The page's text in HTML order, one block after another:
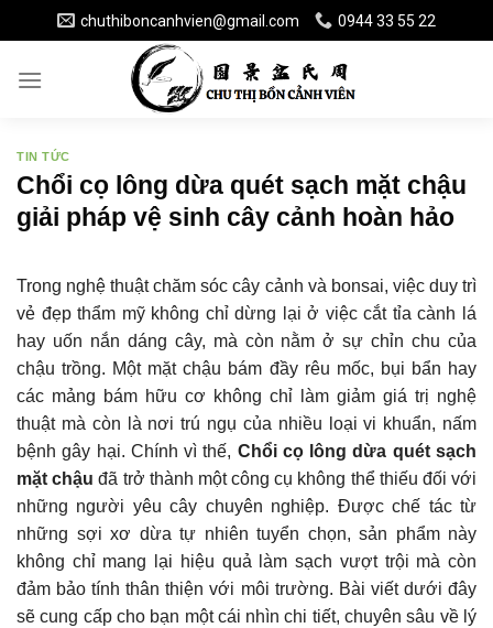
to
content
chuthiboncanhvien@gmail.com 0944 33 55 22
TIN TỨC
Chổi cọ lông dừa quét sạch mặt chậu
giải pháp vệ sinh cây cảnh hoàn hảo
Trong nghệ thuật chăm sóc cây cảnh và bonsai, việc duy trì
vẻ đẹp thẩm mỹ không chỉ dừng lại ở việc cắt tỉa cành lá
hay uốn nắn dáng cây, mà còn nằm ở sự chỉn chu của
chậu trồng. Một mặt chậu bám đầy rêu mốc, bụi bẩn hay
các mảng bám hữu cơ không chỉ làm giảm giá trị nghệ
thuật mà còn là nơi trú ngụ của nhiều loại vi khuẩn, nấm
bệnh gây hại. Chính vì thế, Chổi cọ lông dừa quét sạch
mặt chậu đã trở thành một công cụ không thể thiếu đối với
những người yêu cây chuyên nghiệp. Được chế tác từ
những sợi xơ dừa tự nhiên tuyển chọn, sản phẩm này
không chỉ mang lại hiệu quả làm sạch vượt trội mà còn
đảm bảo tính thân thiện với môi trường. Bài viết dưới đây
sẽ cung cấp cho bạn một cái nhìn chi tiết, chuyên sâu về lý